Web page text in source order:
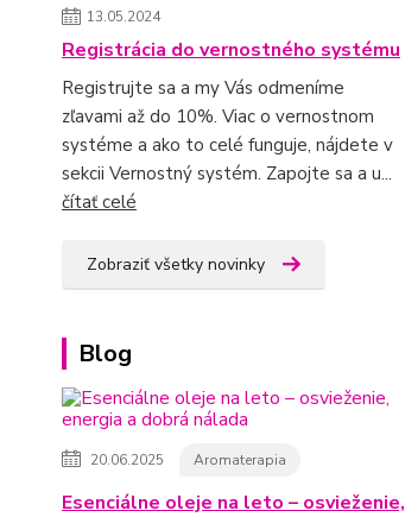
13.05.2024
Registrácia do vernostného systému
Registrujte sa a my Vás odmeníme
zľavami až do 10%. Viac o vernostnom
systéme a ako to celé funguje, nájdete v
sekcii Vernostný systém. Zapojte sa a u...
čítať celé
Zobraziť všetky novinky
Blog
20.06.2025 Aromaterapia
Esenciálne oleje na leto – osvieženie,